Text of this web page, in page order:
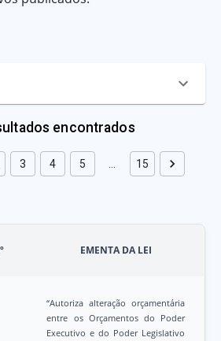
encontrados
3 4 5 … 15
EMENTA DA LEI
“Autoriza alteração orçamentária
entre os Orçamentos do Poder
Executivo e do Poder Legislativo